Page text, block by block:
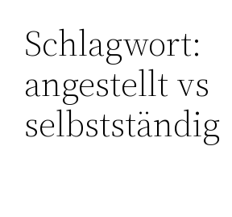
Zum
Inhalt
springen
Schlagwort:
angestellt vs
selbstständig